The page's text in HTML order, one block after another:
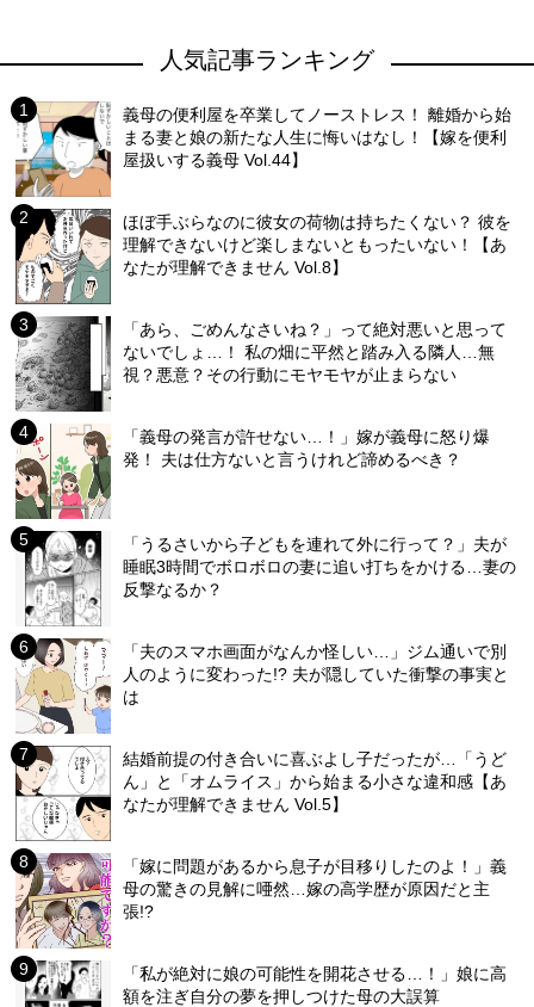
人気記事ランキング
義母の便利屋を卒業してノーストレス！ 離婚から始
まる妻と娘の新たな人生に悔いはなし！【嫁を便利
屋扱いする義母 Vol.44】
ほぼ手ぶらなのに彼女の荷物は持ちたくない？ 彼を
理解できないけど楽しまないともったいない！【あ
なたが理解できません Vol.8】
「あら、ごめんなさいね？」って絶対悪いと思って
ないでしょ…！ 私の畑に平然と踏み入る隣人…無
視？悪意？その行動にモヤモヤが止まらない
「義母の発言が許せない…！」嫁が義母に怒り爆
発！ 夫は仕方ないと言うけれど諦めるべき？
「うるさいから子どもを連れて外に行って？」夫が
睡眠3時間でボロボロの妻に追い打ちをかける…妻の
反撃なるか？
「夫のスマホ画面がなんか怪しい…」ジム通いで別
人のように変わった!? 夫が隠していた衝撃の事実と
は
結婚前提の付き合いに喜ぶよし子だったが…「うど
ん」と「オムライス」から始まる小さな違和感【あ
なたが理解できません Vol.5】
「嫁に問題があるから息子が目移りしたのよ！」義
母の驚きの見解に唖然…嫁の高学歴が原因だと主
張!?
「私が絶対に娘の可能性を開花させる…！」娘に高
額を注ぎ自分の夢を押しつけた母の大誤算